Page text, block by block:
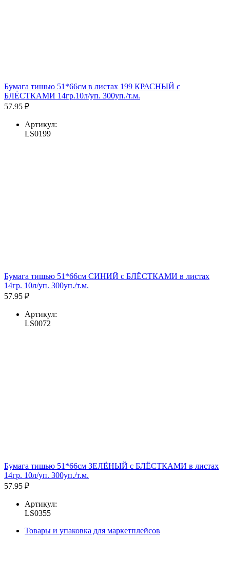
Бумага тишью 51*66см в листах 199 КРАСНЫЙ с
БЛЁСТКАМИ 14гр.10л/уп. 300уп./т.м.
57.95 ₽
Артикул:
LS0199
Бумага тишью 51*66см СИНИЙ с БЛЁСТКАМИ в листах
14гр. 10л/уп. 300уп./т.м.
57.95 ₽
Артикул:
LS0072
Бумага тишью 51*66см ЗЕЛЁНЫЙ с БЛЁСТКАМИ в листах
14гр. 10л/уп. 300уп./т.м.
57.95 ₽
Артикул:
LS0355
Товары и упаковка для маркетплейсов